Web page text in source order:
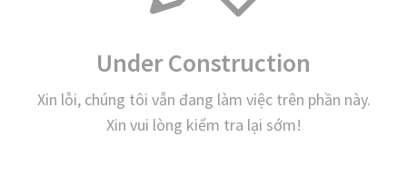
Under Construction
Xin lỗi, chúng tôi vẫn đang làm việc trên phần này.
Xin vui lòng kiểm tra lại sớm!